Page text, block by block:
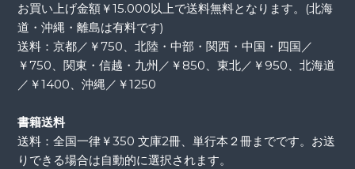
お買い上げ金額￥15.000以上で送料無料となります。(北海
道・沖縄・離島は有料です)
送料：京都／￥750、北陸・中部・関西・中国・四国／
￥750、関東・信越・九州／￥850、東北／￥950、北海道
／￥1400、沖縄／￥1250
書籍送料
送料：全国一律￥350 文庫2冊、単行本２冊までです。お送
りできる場合は自動的に選択されます。